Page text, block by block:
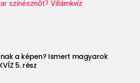
színésznőt? Villámkvíz
a képen? Ismert magyarok
5. rész